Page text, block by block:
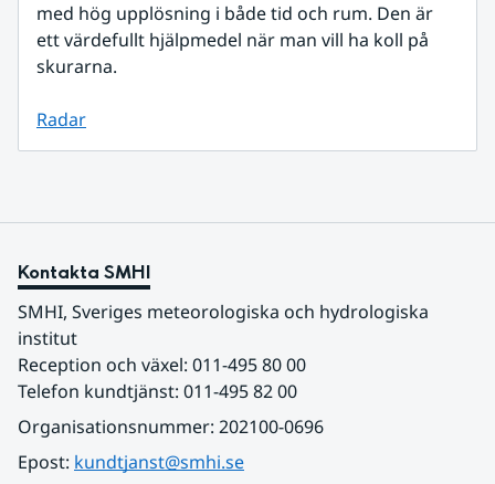
med hög upplösning i både tid och rum. Den är
ett värdefullt hjälpmedel när man vill ha koll på
skurarna.
Radar
Kontakta SMHI
SMHI, Sveriges meteorologiska och hydrologiska
institut
Reception och växel: 011-495 80 00
Telefon kundtjänst: 011-495 82 00
Organisationsnummer: 202100-0696
Epost: kundtjanst@smhi.se